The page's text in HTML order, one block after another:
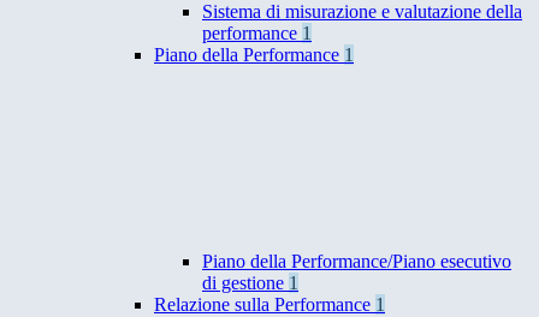
Sistema di misurazione e valutazione della
performance 1
Piano della Performance 1
Piano della Performance/Piano esecutivo
di gestione 1
Relazione sulla Performance 1